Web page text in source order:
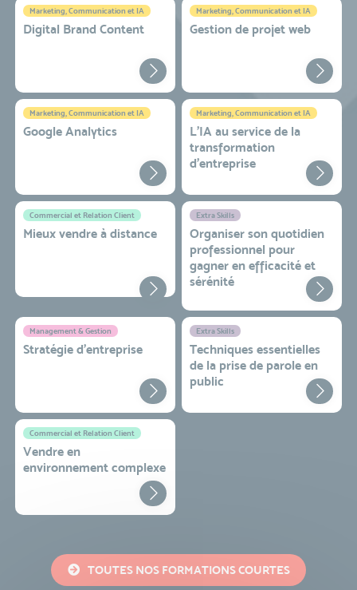
Marketing, Communication et IA
Digital Brand Content
Marketing, Communication et IA
Gestion de projet web
Marketing, Communication et IA
Google Analytics
Marketing, Communication et IA
L'IA au service de la
transformation
d'entreprise
Commercial et Relation Client
Mieux vendre à distance
Extra Skills
Organiser son quotidien
professionnel pour
gagner en efficacité et
sérénité
Management & Gestion
Stratégie d’entreprise
Extra Skills
Techniques essentielles
de la prise de parole en
public
Commercial et Relation Client
Vendre en
environnement complexe
TOUTES NOS FORMATIONS COURTES